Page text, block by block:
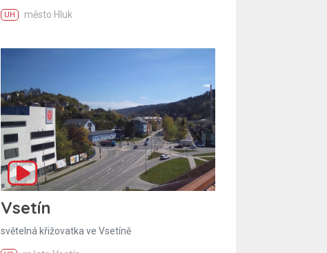
UH město Hluk
Vsetín
světelná křižovatka ve Vsetíně